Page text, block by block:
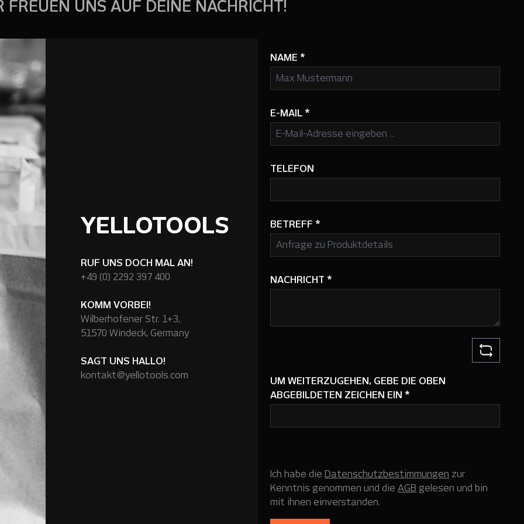
FREUEN UNS AUF DEINE NACHRICHT!
YELLOTOOLS
RUF UNS DOCH MAL AN!
+49 (0) 2292 397 400
KOMM VORBEI!
Wilberhofener Str. 1+3,
51570 Windeck, Germany
SAGT UNS HALLO!
kontakt@yellotools.com
NAME*
E-MAIL*
TELEFON
BETREFF*
NACHRICHT*
UM WEITERZUGEHEN, GEBE DIE OBEN
ABGEBILDETEN ZEICHEN EIN*
Ich habe dieDatenschutzbestimmungen zur
Kenntnis genommen und dieAGB gelesen und bin
mit ihnen einverstanden.